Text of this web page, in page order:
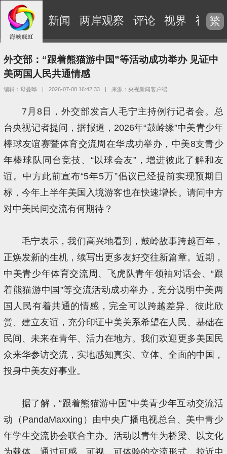
新闻 两岸观察 评论 视界 视频
繁
外交部：“跟着熊猫游中国”等活动成功举办 见证中
美两国人民共通情感
编辑：母曼晔 | 2026-07-08 16:42:33 | 来源：央视新闻客户端
7月8日，外交部发言人毛宁主持例行记者会。总
台央视记者提问，据报道，2026年“鼓岭缘”中美青少年
棒球友谊赛暨体育交流周在华成功举办，中美8支青少
年棒球队同台竞技、“以球会友”，增进彼此了解和友
谊。中方此前宣布“5年5万”倡议已经提前实现预期目
标，今年上半年美国入境游客也在快速增长。请问中方
对中美民间交流有何期待？
毛宁表示，我们高兴地看到，鼓岭故事跨越百年，
正焕发新的生机，续写出更多友好交往新篇章。近期，
中美青少年体育交流周、飞虎队青年领袖对话会、“跟
着熊猫游中国”等交流活动成功举办，充分说明中美两
国人民有着共通的情感，完全可以跨越差异、彼此欣
赏、建立友谊，充分印证中美关系希望在人民、基础在
民间、未来在青年、活力在地方。我们欢迎更多美国民
众来华参访交流，实地感知真实、立体、全面的中国，
投身中美友好事业。
据了解，“跟着熊猫游中国”中美青少年互动交流活
动（PandaMaxxing）由中央广播电视总台、美中青少
年学生交流协会联合主办。活动以青年为桥梁、以文化
为载体，通过可感、可视、可体验的交流形式，拉近中